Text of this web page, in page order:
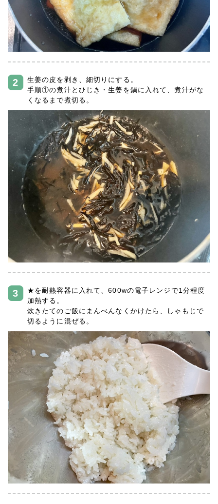
生姜の皮を剥き、細切りにする。
手順①の煮汁とひじき・生姜を鍋に入れて、煮汁がな
くなるまで煮切る。
★を耐熱容器に入れて、600wの電子レンジで1分程度
加熱する。
炊きたてのご飯にまんべんなくかけたら、しゃもじで
切るように混ぜる。